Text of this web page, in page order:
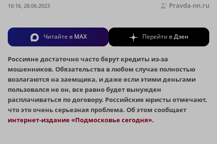
Pravda-nn.ru
16:16, 28.06.2023
Читайте в MAX Перейти вДзен
Россияне достаточно часто берут кредиты из-за
мошенников. Обязательства в любом случае полностью
возлагаются на заемщика, и даже если этими деньгами
пользовался не он, все равно будет вынужден
расплачиваться по договору. Российские юристы отмечают,
что это очень серьезная проблема. Об этом сообщает
интернет-издание «Подмосковье сегодня».